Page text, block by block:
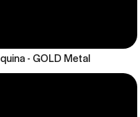
- GOLD Metal